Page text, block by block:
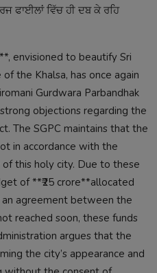
ਫਾਈਲਾਂ ਵਿੱਚ ਹੀ ਦਬ ਕੇ ਰਹਿ
envisioned to beautify Sri
the Khalsa, has once again
Gurdwara Parbandhak
objections regarding the
The SGPC maintains that the
in accordance with the
this holy city. Due to these
of **₹25 crore**allocated
agreement between the
reached soon, these funds
argues that the
the city’s appearance and